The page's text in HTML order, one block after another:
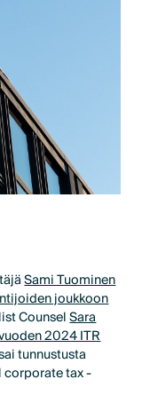
Sami Tuominen
joukkoon
CounselSara
2024 ITR
tunnustusta
corporate tax -